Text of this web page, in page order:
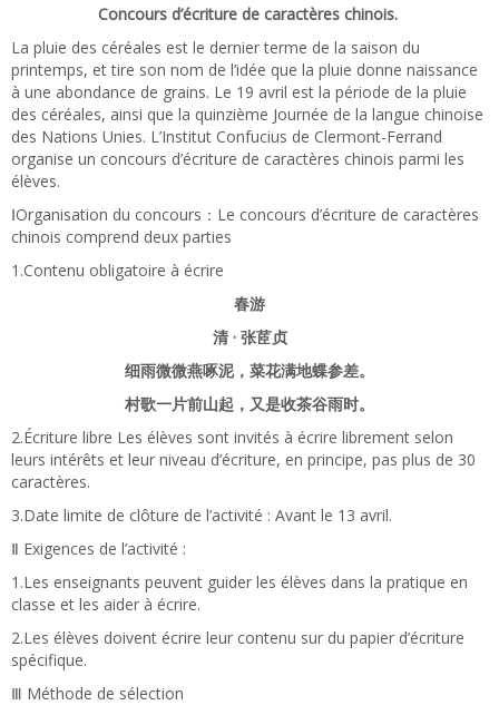
Concours d’écriture de caractères chinois.
La pluie des céréales est le dernier terme de la saison du
printemps, et tire son nom de l’idée que la pluie donne naissance
à une abondance de grains. Le 19 avril est la période de la pluie
des céréales, ainsi que la quinzième Journée de la langue chinoise
des Nations Unies. L’Institut Confucius de Clermont-Ferrand
organise un concours d’écriture de caractères chinois parmi les
élèves.
ⅠOrganisation du concours：Le concours d’écriture de caractères
chinois comprend deux parties
1.Contenu obligatoire à écrire
春游
清 · 张茝贞
细雨微微燕啄泥，菜花满地蝶参差。
村歌一片前山起，又是收茶谷雨时。
2.Écriture libre Les élèves sont invités à écrire librement selon
leurs intérêts et leur niveau d’écriture, en principe, pas plus de 30
caractères.
3.Date limite de clôture de l’activité : Avant le 13 avril.
Ⅱ Exigences de l’activité :
1.Les enseignants peuvent guider les élèves dans la pratique en
classe et les aider à écrire.
2.Les élèves doivent écrire leur contenu sur du papier d’écriture
spécifique.
Ⅲ Méthode de sélection